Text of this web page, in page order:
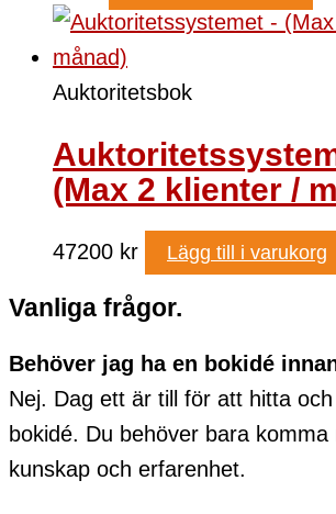
Auktoritetsbok
(Max 2 klienter /
47200 kr Lägg till i varukorg
Vanliga frågor.
Behöver jag ha en bokidé
Nej. Dag ett är till för att hitta
bokidé. Du behöver bara komma
kunskap och erfarenhet.